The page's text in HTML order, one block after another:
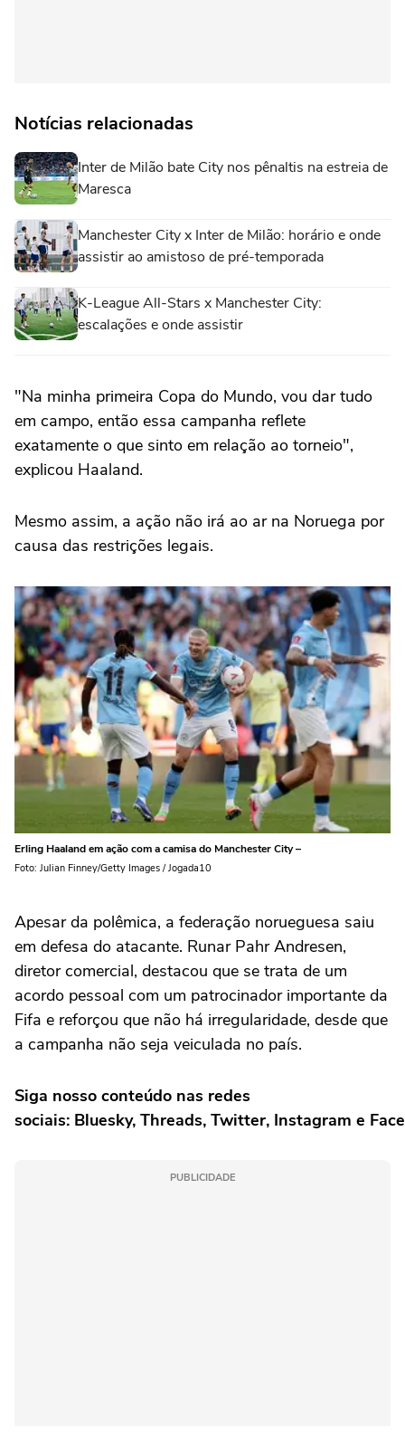
Notícias relacionadas
Inter de Milão bate City nos pênaltis na estreia de
Maresca
Manchester City x Inter de Milão: horário e onde
assistir ao amistoso de pré-temporada
K-League All-Stars x Manchester City:
escalações e onde assistir
"Na minha primeira Copa do Mundo, vou dar tudo
em campo, então essa campanha reflete
exatamente o que sinto em relação ao torneio",
explicou Haaland.
Mesmo assim, a ação não irá ao ar na Noruega por
causa das restrições legais.
Erling Haaland em ação com a camisa do Manchester City –
Foto: Julian Finney/Getty Images / Jogada10
Apesar da polêmica, a federação norueguesa saiu
em defesa do atacante. Runar Pahr Andresen,
diretor comercial, destacou que se trata de um
acordo pessoal com um patrocinador importante da
Fifa e reforçou que não há irregularidade, desde que
a campanha não seja veiculada no país.
Siga nosso conteúdo nas redes
sociais: Bluesky, Threads, Twitter, Instagram e
PUBLICIDADE